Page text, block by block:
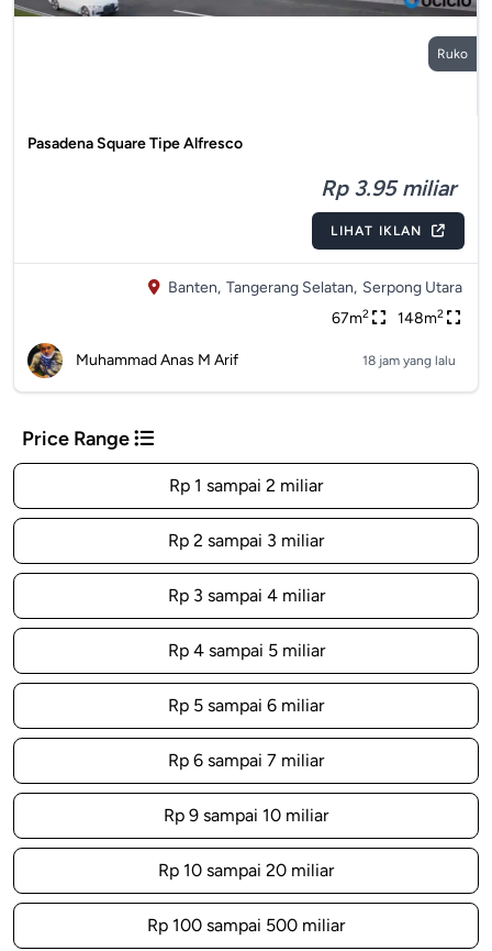
Ruko
Pasadena Square Tipe Alfresco
Rp 3.95 miliar
LIHAT IKLAN
Banten, Tangerang Selatan, Serpong Utara
67m2 148m2
Muhammad Anas M Arif 18 jam yang lalu
Price Range
Rp 1 sampai 2 miliar
Rp 2 sampai 3 miliar
Rp 3 sampai 4 miliar
Rp 4 sampai 5 miliar
Rp 5 sampai 6 miliar
Rp 6 sampai 7 miliar
Rp 9 sampai 10 miliar
Rp 10 sampai 20 miliar
Rp 100 sampai 500 miliar